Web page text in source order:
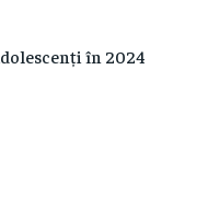
în 2024